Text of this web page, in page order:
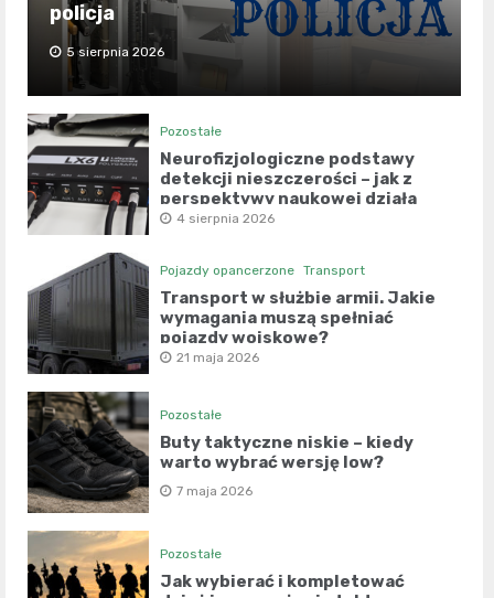
policja
5 sierpnia 2026
Pozostałe
Neurofizjologiczne podstawy
detekcji nieszczerości – jak z
perspektywy naukowej działa
współczesny wariograf?
4 sierpnia 2026
Pojazdy opancerzone Transport
Transport w służbie armii. Jakie
wymagania muszą spełniać
pojazdy wojskowe?
21 maja 2026
Pozostałe
Buty taktyczne niskie – kiedy
warto wybrać wersję low?
7 maja 2026
Pozostałe
Jak wybierać i kompletować